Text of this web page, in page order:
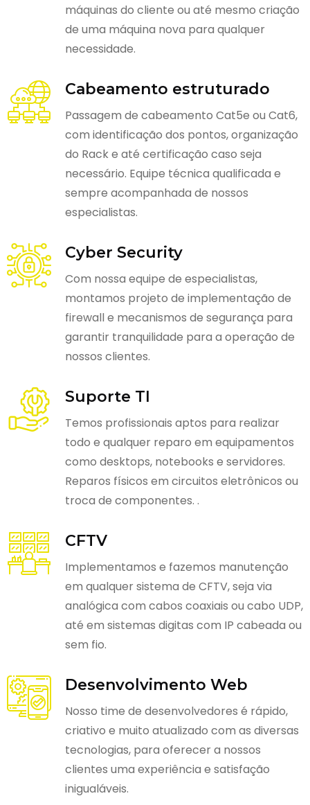
máquinas do cliente ou até mesmo criação
de uma máquina nova para qualquer
necessidade.
Cabeamento estruturado
Passagem de cabeamento Cat5e ou Cat6,
com identificação dos pontos, organização
do Rack e até certificação caso seja
necessário. Equipe técnica qualificada e
sempre acompanhada de nossos
especialistas.
Cyber Security
Com nossa equipe de especialistas,
montamos projeto de implementação de
firewall e mecanismos de segurança para
garantir tranquilidade para a operação de
nossos clientes.
Suporte TI
Temos profissionais aptos para realizar
todo e qualquer reparo em equipamentos
como desktops, notebooks e servidores.
Reparos físicos em circuitos eletrônicos ou
troca de componentes. .
CFTV
Implementamos e fazemos manutenção
em qualquer sistema de CFTV, seja via
analógica com cabos coaxiais ou cabo UDP,
até em sistemas digitas com IP cabeada ou
sem fio.
Desenvolvimento Web
Nosso time de desenvolvedores é rápido,
criativo e muito atualizado com as diversas
tecnologias, para oferecer a nossos
clientes uma experiência e satisfação
inigualáveis.